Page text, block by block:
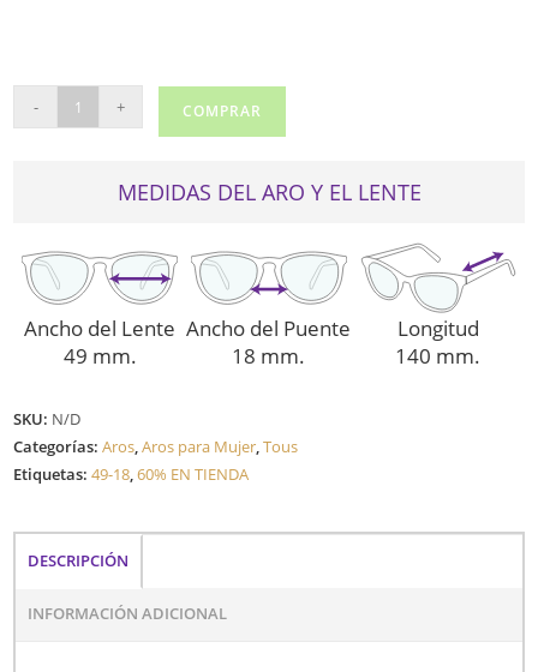
VTO960
- + COMPRAR
MEDIDAS DEL ARO Y EL LENTE
Ancho del Lente
49 mm.
Ancho del Puente
18 mm.
Longitud
140 mm.
SKU: N/D
Categorías:Aros,Aros para Mujer,Tous
Etiquetas:49-18,60% EN TIENDA
DESCRIPCIÓN
INFORMACIÓN ADICIONAL